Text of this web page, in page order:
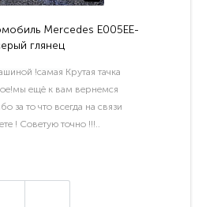
Mercedes E005EE-
глянец
!самая Крутая тачка
ещё к вам вернемся
за то что всегда на связи
! Советую точно !!!..